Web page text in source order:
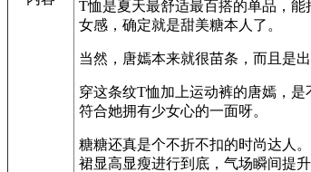
T恤是夏天最舒适最百搭的单品，
女感，确定就是甜美糖本人了。
当然，唐嫣本来就很苗条，而且是
穿这条纹T恤加上运动裤的唐嫣，
符合她拥有少女心的一面呀。
糖糖还真是个不折不扣的时尚达人
裙显高显瘦进行到底，气场瞬间提升